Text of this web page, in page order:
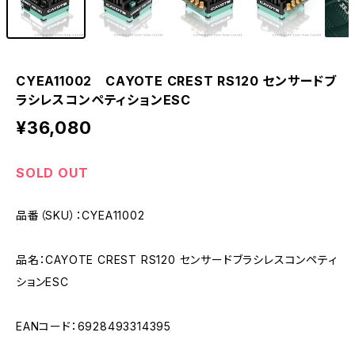
CYEA11002 CAYOTE CREST RS120 センサードブ
ラシレスコンペティションESC
¥36,080
SOLD OUT
品番（SKU）：CYEA11002
品名：CAYOTE CREST RS120 センサードブラシレスコンペティ
ションESC
EANコード：6928493314395